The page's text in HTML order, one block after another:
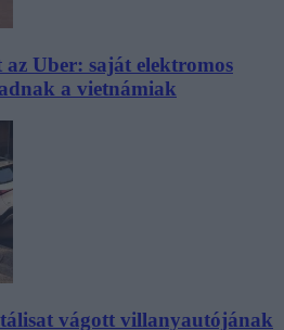
Uber: saját elektromos
a vietnámiak
vágott villanyautójának